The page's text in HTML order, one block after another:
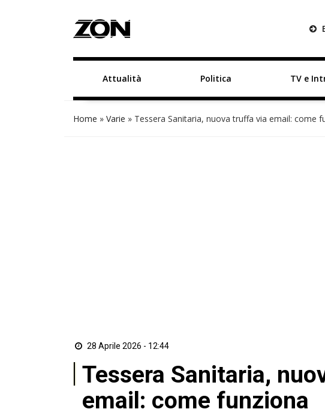
Attualità Politica TV e
Home » Varie » Tessera Sanitaria, nuova truffa via email: come
28 Aprile 2026 - 12:44
Tessera Sanitaria,
email: come funziona